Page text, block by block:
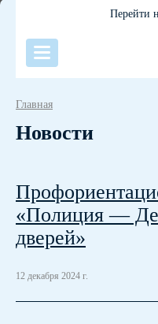
Перейти
Главная
Новости
«Полиция —
дверей»
12 декабря 2024 г.